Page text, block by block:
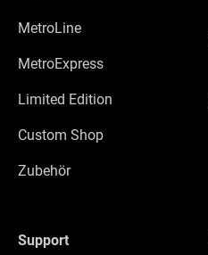
MetroLine
MetroExpress
Limited Edition
Custom Shop
Zubehör
Support